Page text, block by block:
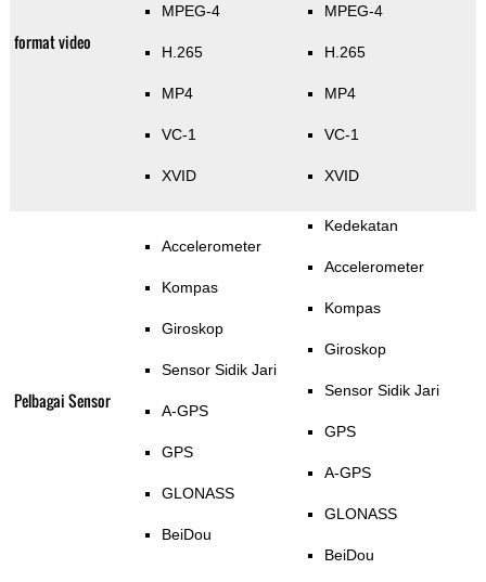
format video
MPEG-4
H.265
MP4
VC-1
XVID
MPEG-4
H.265
MP4
VC-1
XVID
Pelbagai Sensor
Accelerometer
Kompas
Giroskop
Sensor Sidik Jari
A-GPS
GPS
GLONASS
BeiDou
Kedekatan
Accelerometer
Kompas
Giroskop
Sensor Sidik Jari
GPS
A-GPS
GLONASS
BeiDou